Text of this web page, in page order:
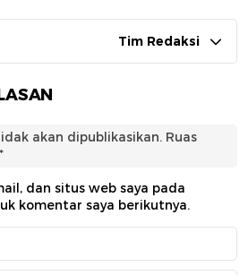
Tim Redaksi
akan dipublikasikan. Ruas
*
dan situs web saya pada
komentar saya berikutnya.